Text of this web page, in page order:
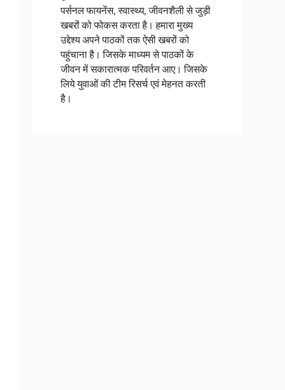
पर्सनल फायनेंस, स्वास्थ्य, जीवनशैली से जुड़ी
खबरों को फोकस करता है। हमारा मुख्य
उद्देश्य अपने पाठकों तक ऐसी खबरों को
पहुंचाना है। जिसके माध्यम से पाठकों के
जीवन में सकारात्मक परिवर्तन आए। जिसके
लिये युवाओं की टीम रिसर्च एवं मेहनत करती
है।